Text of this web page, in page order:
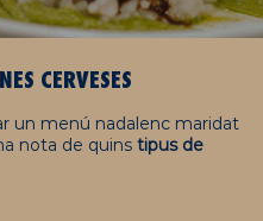
CERVESES
un menú nadalenc maridat
nota de quins tipus de